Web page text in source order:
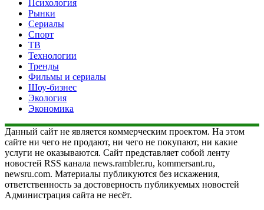
Психология
Рынки
Сериалы
Спорт
ТВ
Технологии
Тренды
Фильмы и сериалы
Шоу-бизнес
Экология
Экономика
Данный сайт не является коммерческим проектом. На этом
сайте ни чего не продают, ни чего не покупают, ни какие
услуги не оказываются. Сайт представляет собой ленту
новостей RSS канала news.rambler.ru, kommersant.ru,
newsru.com. Материалы публикуются без искажения,
ответственность за достоверность публикуемых новостей
Администрация сайта не несёт.